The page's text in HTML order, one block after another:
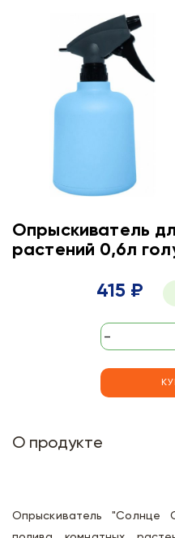
Опрыскиватель
растений 0,6л
415 ₽
-
О продукте
Опрыскиватель "Солнце